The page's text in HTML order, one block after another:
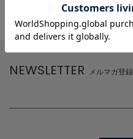
NEWSLETTER メルマガ登録